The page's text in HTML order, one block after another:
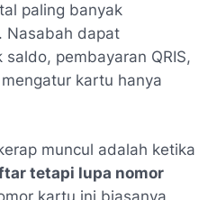
paling banyak
Nasabah dapat
pembayaran QRIS,
kartu hanya
muncul adalah ketika
tetapi lupa nomor